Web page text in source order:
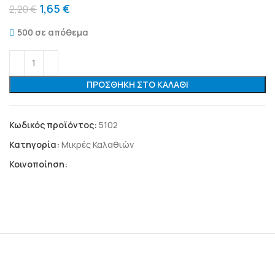
2,20€ 1,65 €
500 σε απόθεμα
ΠΡΟΣΘΉΚΗ ΣΤΟ ΚΑΛΆΘΙ
Κωδικός προϊόντος: 5102
Κατηγορία: Μικρές Καλαθιών
Κοινοποίηση: